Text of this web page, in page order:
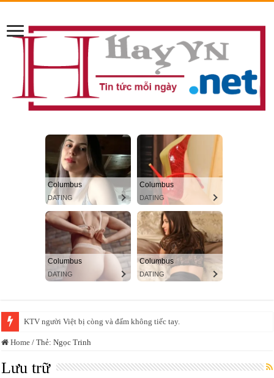
KTV người Việt bị còng và đấm không tiếc tay.
Xác minh video bảo mẫu đánh, bắn dây thun vào chân trẻ tại một cơ sở
Home / Thẻ:Ngọc Trinh
Lưu trữ